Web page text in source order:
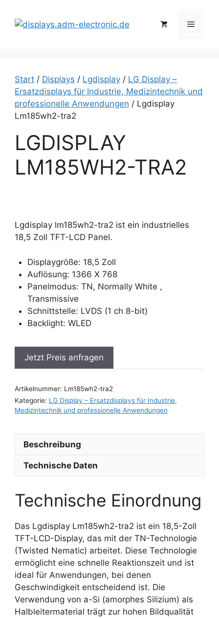
Inhalt
springen
Menü
Start / Displays / Lgdisplay / LG Display –
Ersatzdisplays für Industrie, Medizintechnik und
professionelle Anwendungen / Lgdisplay
Lm185wh2-tra2
LGDISPLAY
LM185WH2-TRA2
Lgdisplay lm185wh2-tra2 ist ein industrielles
18,5 Zoll TFT-LCD Panel.
Displaygröße: 18,5 Zoll
Auflösung: 1366 X 768
Panelmodus: TN, Normally White ,
Transmissive
Schnittstelle: LVDS (1 ch 8-bit)
Backlight: WLED
Jetzt Preis anfragen
Artikelnummer: Lm185wh2-tra2
Kategorie: LG Display – Ersatzdisplays für Industrie,
Medizintechnik und professionelle Anwendungen
Beschreibung
Technische Daten
Technische Einordnung
Das Lgdisplay Lm185wh2-tra2 ist ein 18,5-Zoll
TFT-LCD-Display, das mit der TN-Technologie
(Twisted Nematic) arbeitet. Diese Technologie
ermöglicht eine schnelle Reaktionszeit und ist
ideal für Anwendungen, bei denen
Geschwindigkeit entscheidend ist. Die
Verwendung von a-Si (amorphes Silizium) als
Halbleitermaterial trägt zur hohen Bildqualität